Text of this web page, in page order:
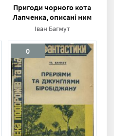
Пригоди чорного кота
Лапченка, описані ним
самим. Блакитне плесо.
Іван Багмут
0